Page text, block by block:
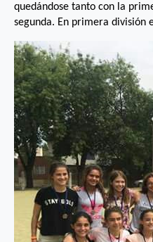
quedándose tanto con la
segunda. En primera división